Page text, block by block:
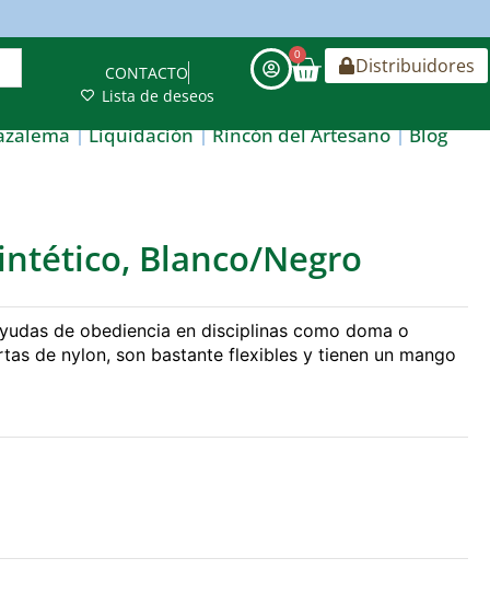
CONTACTO
Lista de deseos
0 Distribuidores
Liquidación Rincón del Artesano Blog
Blanco/Negro
de obediencia en disciplinas como doma o
de nylon, son bastante flexibles y tienen un mango